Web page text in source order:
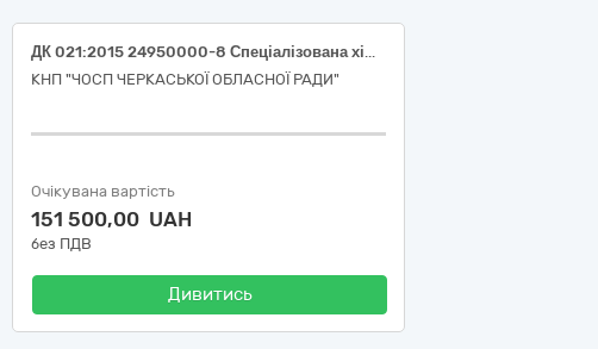
ДК 021:2015 24950000-8 Спеціалізована хімічна продукція (Матеріали для ортопедичної стоматології)
КНП "ЧОСП ЧЕРКАСЬКОЇ ОБЛАСНОЇ РАДИ"
Очікувана вартість
151 500,00 UAH
без ПДВ
Дивитись